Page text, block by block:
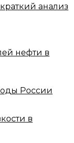
анализ
нефти в
России
в